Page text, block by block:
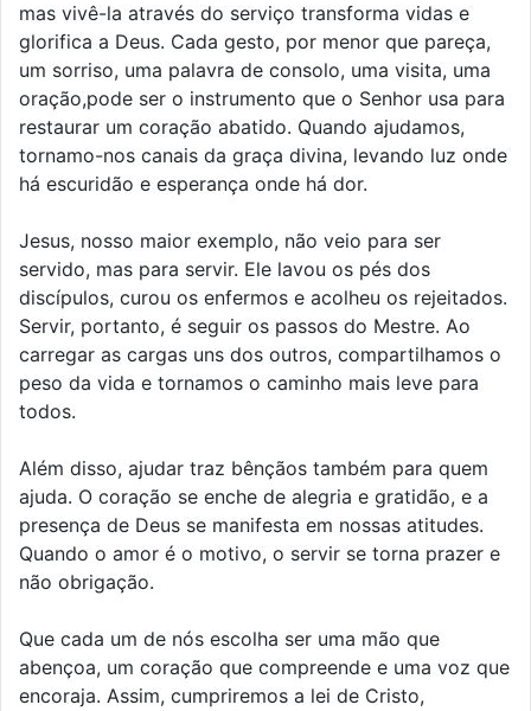
mas vivê-la através do serviço transforma vidas e
glorifica a Deus. Cada gesto, por menor que pareça,
um sorriso, uma palavra de consolo, uma visita, uma
oração,pode ser o instrumento que o Senhor usa para
restaurar um coração abatido. Quando ajudamos,
tornamo-nos canais da graça divina, levando luz onde
há escuridão e esperança onde há dor.
Jesus, nosso maior exemplo, não veio para ser
servido, mas para servir. Ele lavou os pés dos
discípulos, curou os enfermos e acolheu os rejeitados.
Servir, portanto, é seguir os passos do Mestre. Ao
carregar as cargas uns dos outros, compartilhamos o
peso da vida e tornamos o caminho mais leve para
todos.
Além disso, ajudar traz bênçãos também para quem
ajuda. O coração se enche de alegria e gratidão, e a
presença de Deus se manifesta em nossas atitudes.
Quando o amor é o motivo, o servir se torna prazer e
não obrigação.
Que cada um de nós escolha ser uma mão que
abençoa, um coração que compreende e uma voz que
encoraja. Assim, cumpriremos a lei de Cristo,